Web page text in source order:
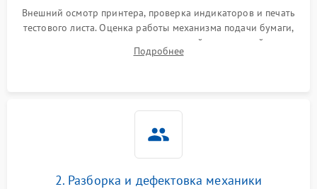
Внешний осмотр принтера, проверка индикаторов и печать
тестового листа. Оценка работы механизма подачи бумаги,
выявление посторонних шумов, замятий и первичный анализ
дефектов печати (полосы, фон, пробелы).
Подробнее
2. Разборка и дефектовка механики